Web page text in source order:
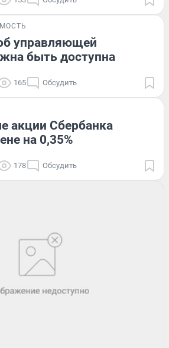
управляющей
быть доступна
165 Обсудить
акции Сбербанка
на 0,35%
178 Обсудить